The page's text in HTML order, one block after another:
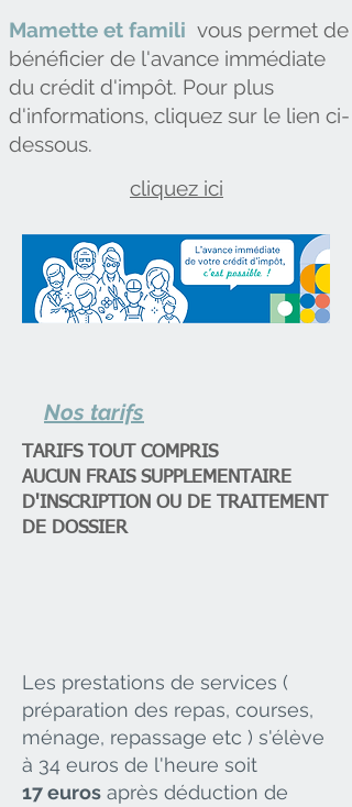
Mamette et famili vous permet de
bénéficier de l'avance immédiate
du crédit d'impôt. Pour plus
d'informations, cliquez sur le lien ci-
dessous.
cliquez ici
Nos tarifs
TARIFS TOUT COMPRIS
AUCUN FRAIS SUPPLEMENTAIRE
D'INSCRIPTION OU DE TRAITEMENT
DE DOSSIER
Les prestations de services (
préparation des repas, courses,
ménage, repassage etc ) s'élève
à 34 euros de l'heure soit
17 euros après déduction de